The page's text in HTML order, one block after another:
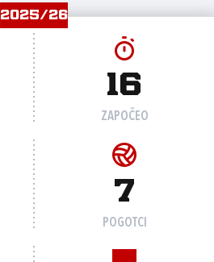
2025/26
16
ZAPOČEO
7
POGOTCI